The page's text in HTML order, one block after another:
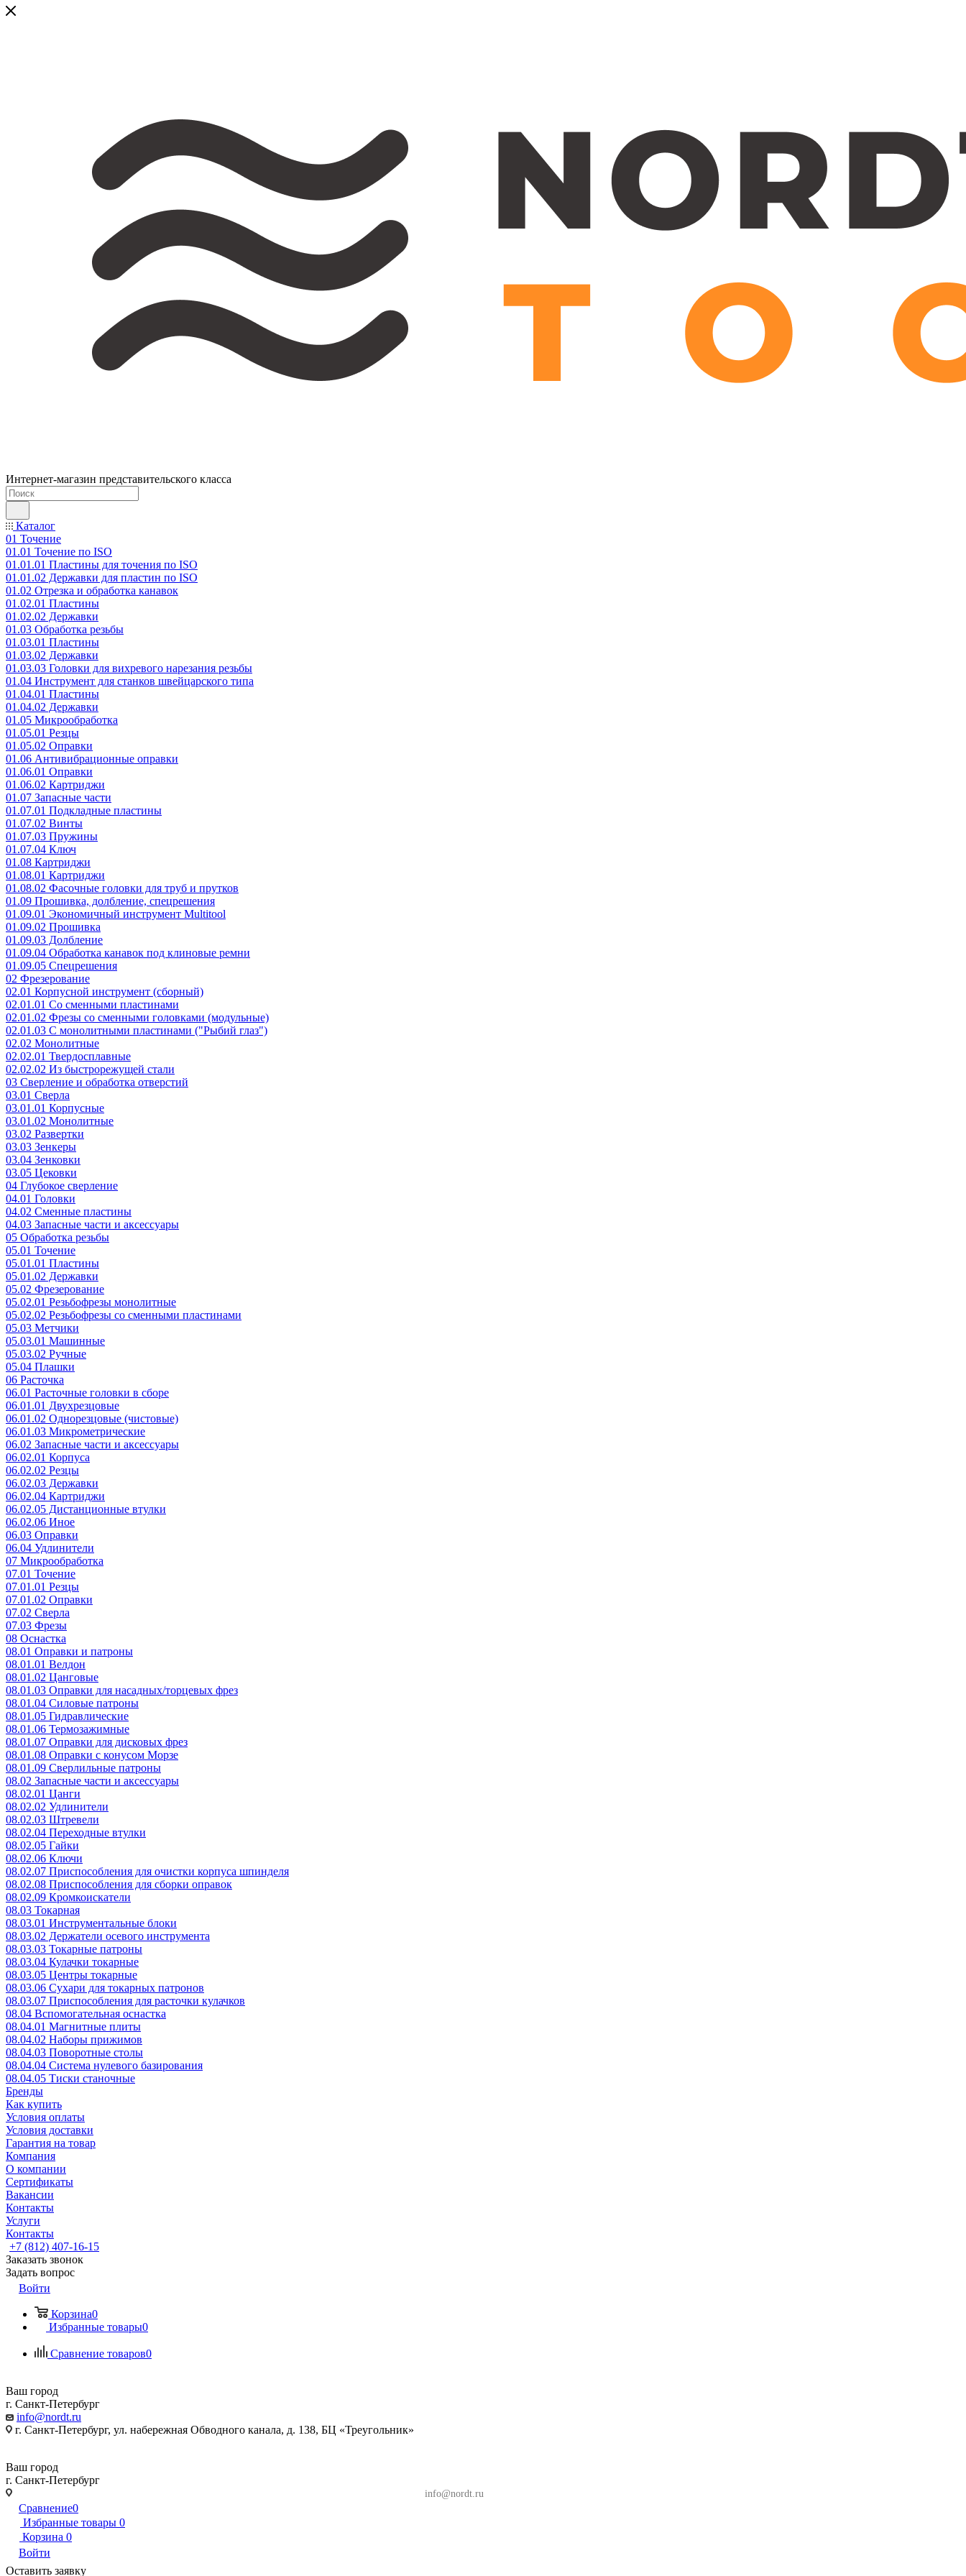
Интернет-магазин представительского класса
Каталог
01 Точение
01.01 Точение по ISO
01.01.01 Пластины для точения по ISO
01.01.02 Державки для пластин по ISO
01.02 Отрезка и обработка канавок
01.02.01 Пластины
01.02.02 Державки
01.03 Обработка резьбы
01.03.01 Пластины
01.03.02 Державки
01.03.03 Головки для вихревого нарезания резьбы
01.04 Инструмент для станков швейцарского типа
01.04.01 Пластины
01.04.02 Державки
01.05 Микрообработка
01.05.01 Резцы
01.05.02 Оправки
01.06 Антивибрационные оправки
01.06.01 Оправки
01.06.02 Картриджи
01.07 Запасные части
01.07.01 Подкладные пластины
01.07.02 Винты
01.07.03 Пружины
01.07.04 Ключ
01.08 Картриджи
01.08.01 Картриджи
01.08.02 Фасочные головки для труб и прутков
01.09 Прошивка, долбление, спецрешения
01.09.01 Экономичный инструмент Multitool
01.09.02 Прошивка
01.09.03 Долбление
01.09.04 Обработка канавок под клиновые ремни
01.09.05 Спецрешения
02 Фрезерование
02.01 Корпусной инструмент (сборный)
02.01.01 Со сменными пластинами
02.01.02 Фрезы со сменными головками (модульные)
02.01.03 С монолитными пластинами ("Рыбий глаз")
02.02 Монолитные
02.02.01 Твердосплавные
02.02.02 Из быстрорежущей стали
03 Сверление и обработка отверстий
03.01 Сверла
03.01.01 Корпусные
03.01.02 Монолитные
03.02 Развертки
03.03 Зенкеры
03.04 Зенковки
03.05 Цековки
04 Глубокое сверление
04.01 Головки
04.02 Сменные пластины
04.03 Запасные части и аксессуары
05 Обработка резьбы
05.01 Точение
05.01.01 Пластины
05.01.02 Державки
05.02 Фрезерование
05.02.01 Резьбофрезы монолитные
05.02.02 Резьбофрезы со сменными пластинами
05.03 Метчики
05.03.01 Машинные
05.03.02 Ручные
05.04 Плашки
06 Расточка
06.01 Расточные головки в сборе
06.01.01 Двухрезцовые
06.01.02 Однорезцовые (чистовые)
06.01.03 Микрометрические
06.02 Запасные части и аксессуары
06.02.01 Корпуса
06.02.02 Резцы
06.02.03 Державки
06.02.04 Картриджи
06.02.05 Дистанционные втулки
06.02.06 Иное
06.03 Оправки
06.04 Удлинители
07 Микрообработка
07.01 Точение
07.01.01 Резцы
07.01.02 Оправки
07.02 Сверла
07.03 Фрезы
08 Оснастка
08.01 Оправки и патроны
08.01.01 Велдон
08.01.02 Цанговые
08.01.03 Оправки для насадных/торцевых фрез
08.01.04 Силовые патроны
08.01.05 Гидравлические
08.01.06 Термозажимные
08.01.07 Оправки для дисковых фрез
08.01.08 Оправки с конусом Морзе
08.01.09 Сверлильные патроны
08.02 Запасные части и аксессуары
08.02.01 Цанги
08.02.02 Удлинители
08.02.03 Штревели
08.02.04 Переходные втулки
08.02.05 Гайки
08.02.06 Ключи
08.02.07 Приспособления для очистки корпуса шпинделя
08.02.08 Приспособления для сборки оправок
08.02.09 Кромкоискатели
08.03 Токарная
08.03.01 Инструментальные блоки
08.03.02 Держатели осевого инструмента
08.03.03 Токарные патроны
08.03.04 Кулачки токарные
08.03.05 Центры токарные
08.03.06 Сухари для токарных патронов
08.03.07 Приспособления для расточки кулачков
08.04 Вспомогательная оснастка
08.04.01 Магнитные плиты
08.04.02 Наборы прижимов
08.04.03 Поворотные столы
08.04.04 Система нулевого базирования
08.04.05 Тиски станочные
Бренды
Как купить
Условия оплаты
Условия доставки
Гарантия на товар
Компания
О компании
Сертификаты
Вакансии
Контакты
Услуги
Контакты
+7 (812) 407-16-15
Заказать звонок
Задать вопрос
Войти
Корзина0
Избранные товары0
Сравнение товаров0
Ваш город
г. Санкт-Петербург
info@nordt.ru
г. Санкт-Петербург, ул. набережная Обводного канала, д. 138, БЦ «Треугольник»
Ваш город
г. Санкт-Петербург
info@nordt.ru
Сравнение0
Избранные товары 0
Корзина 0
Войти
Оставить заявку